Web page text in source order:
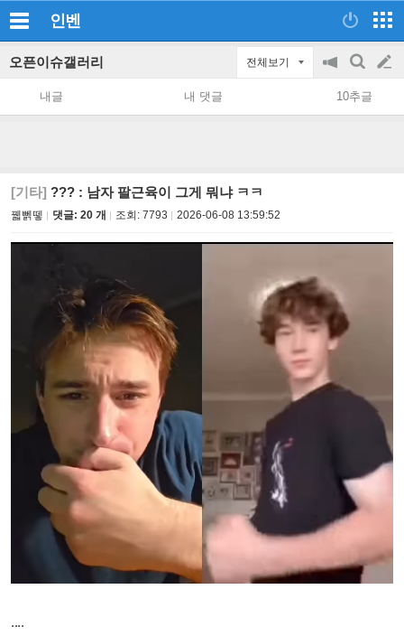
인벤
오픈이슈갤러리 전체보기
공
지
on/off
검
색
글
쓰
내글 내 댓글 10추글
[기타] ??? : 남자 팔근육이 그게 뭐냐 ㅋㅋ
꿻뻵뗗 댓글: 20 개 조회: 7793 2026-06-08 13:59:52
....